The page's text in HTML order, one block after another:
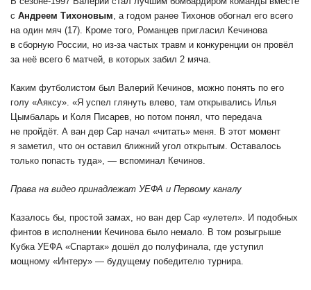
с Андреем Тихоновым , а годом ранее Тихонов обогнал его всего
на один мяч (17). Кроме того, Романцев пригласил Кечинова
в сборную России, но из-за частых травм и конкуренции он провёл
за неё всего 6 матчей, в которых забил 2 мяча.
Каким футболистом был Валерий Кечинов, можно понять по его
голу «Аяксу». «Я успел глянуть влево, там открывались Илья
Цымбаларь и Коля Писарев, но потом понял, что передача
не пройдёт. А ван дер Сар начал «читать» меня. В этот момент
я заметил, что он оставил ближний угол открытым. Оставалось
только попасть туда», — вспоминал Кечинов.
Права на видео принадлежат УЕФА и Первому каналу
Казалось бы, простой замах, но ван дер Сар «улетел». И подобных
финтов в исполнении Кечинова было немало. В том розыгрыше
Кубка УЕФА «Спартак» дошёл до полуфинала, где уступил
мощному «Интеру» — будущему победителю турнира.